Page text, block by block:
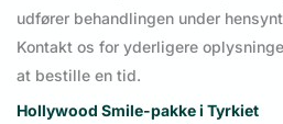
udfører behandlingen under
Kontakt os for yderligere
at bestille en tid.
Hollywood Smile-pakke i Tyrkiet